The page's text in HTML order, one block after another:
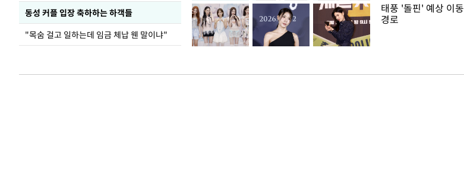
동성 커플 입장 축하하는 하객들
"목숨 걸고 일하는데 임금 체납 웬 말이냐"
태풍 '돌핀' 예상 이동
경로